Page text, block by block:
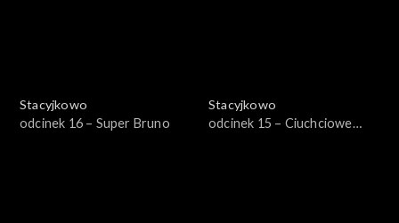
Stacyjkowo
odcinek 16 – Super Bruno
Stacyjkowo
odcinek 15 – Ciuchciowe